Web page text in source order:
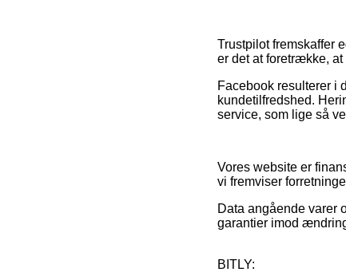
Trustpilot fremskaffer
er det at foretrække,
Facebook resulterer i
kundetilfredshed.
service, som lige så
Vores website er
vi fremviser
Data angående varer
garantier imod
BITLY: